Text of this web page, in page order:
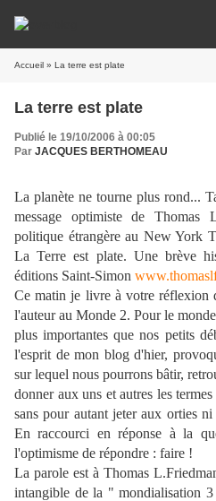
Accueil » La terre est plate
La terre est plate
Publié le 19/10/2006 à 00:05
Par JACQUES BERTHOMEAU
La planète ne tourne plus rond...
message optimiste de Thomas
politique étrangère au New York
La Terre est plate. Une brève
éditions Saint-Simon
Ce matin je livre à votre réflexion
l'auteur au Monde 2. Pour le
plus importantes que nos petits
l'esprit de mon blog d'hier,
sur lequel nous pourrons bâtir,
donner aux uns et autres les
sans pour autant jeter aux orties
En raccourci en réponse à la
l'optimisme de répondre : faire !
La parole est à Thomas
intangible de la " mondialisation